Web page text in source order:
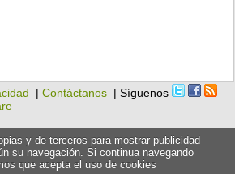
|Contáctanos | Síguenos
y de terceros para mostrar publicidad
su navegación. Si continua navegando
que acepta el uso de cookies